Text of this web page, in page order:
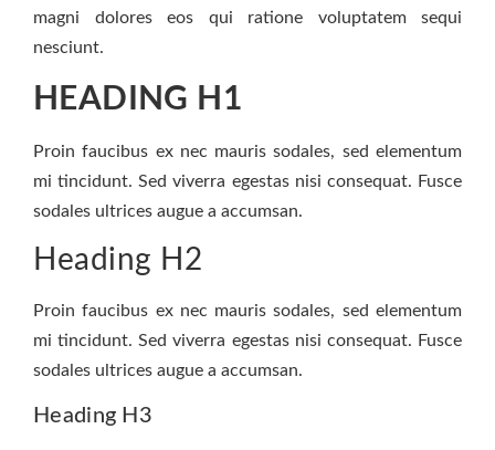
magni dolores eos qui ratione voluptatem sequi
nesciunt.
HEADING H1
Proin faucibus ex nec mauris sodales, sed elementum
mi tincidunt. Sed viverra egestas nisi consequat. Fusce
sodales ultrices augue a accumsan.
Heading H2
Proin faucibus ex nec mauris sodales, sed elementum
mi tincidunt. Sed viverra egestas nisi consequat. Fusce
sodales ultrices augue a accumsan.
Heading H3